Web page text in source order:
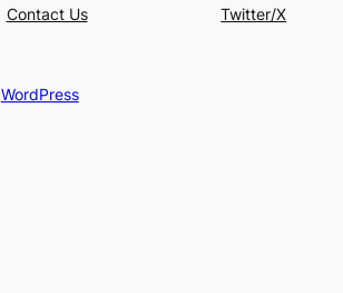
Contact Us
Twitter/X
WordPress